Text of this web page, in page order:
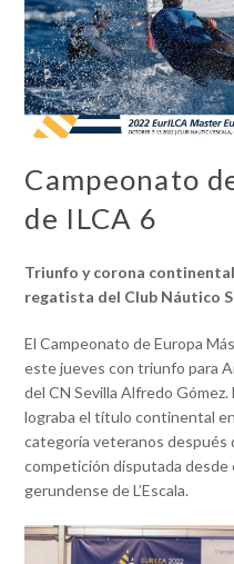
Campeonato
de ILCA 6
Triunfo y corona
regatista del Club Náutico
El Campeonato de Europa
este jueves con triunfo para
del CN Sevilla Alfredo
lograba el título continental
categoría veteranos después
competición disputada desde
gerundense de L’Escala.